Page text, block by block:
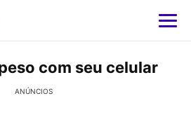
com seu celular
ANÚNCIOS